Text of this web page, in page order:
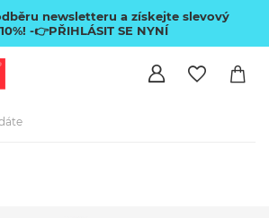
newsletteru a získejte slevový
-👉PŘIHLÁSIT SE NYNÍ